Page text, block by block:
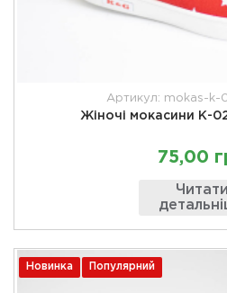
Артикул: mokas-k-
Жіночі мокасини К-02
75,00
Читати
Новинка Популярний